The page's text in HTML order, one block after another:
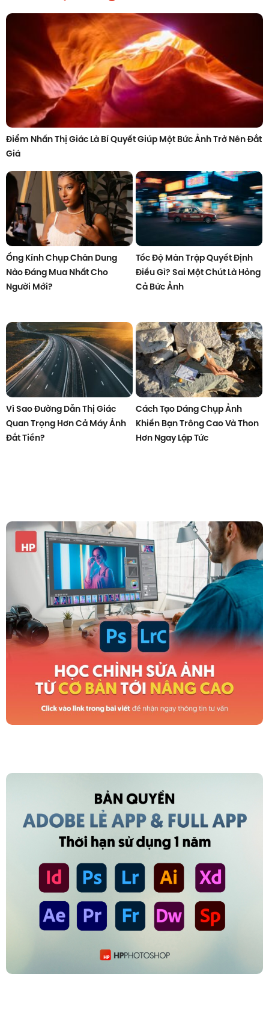
Điểm Nhấn Thị Giác Là Bí Quyết Giúp Một Bức Ảnh Trở Nên Đắt
Giá
Ống Kính Chụp Chân Dung
Nào Đáng Mua Nhất Cho
Người Mới?
Tốc Độ Màn Trập Quyết Định
Điều Gì? Sai Một Chút Là Hỏng
Cả Bức Ảnh
Vì Sao Đường Dẫn Thị Giác
Quan Trọng Hơn Cả Máy Ảnh
Đắt Tiền?
Cách Tạo Dáng Chụp Ảnh
Khiến Bạn Trông Cao Và Thon
Hơn Ngay Lập Tức